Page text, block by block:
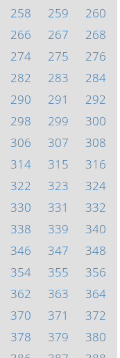
258 259
260
266 267
268
274 275
276
282 283
284
290 291
292
298 299
300
306 307
308
314 315
316
322 323
324
330 331
332
338 339
340
346 347
348
354 355
356
362 363
364
370 371
372
378 379
380